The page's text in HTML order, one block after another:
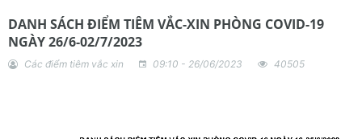
DANH SÁCH ĐIỂM TIÊM VẮC-XIN PHÒNG COVID-19
NGÀY 26/6-02/7/2023
Các điểm tiêm vắc xin 09:10 - 26/06/2023 40505